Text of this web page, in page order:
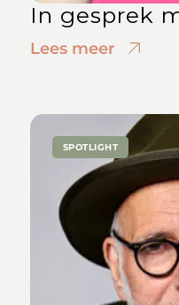
In gesprek
Lees meer
SPOTLIGHT